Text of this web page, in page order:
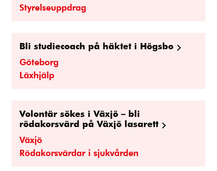
Styrelseuppdrag
Bli studiecoach på häktet i Högsbo
Göteborg
Läxhjälp
Volontär sökes i Växjö – bli
rödakorsvärd på Växjö lasarett
Växjö
Rödakorsvärdar i sjukvården